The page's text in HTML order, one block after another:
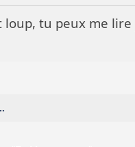
loup, tu peux me lire